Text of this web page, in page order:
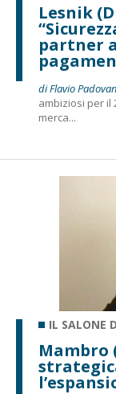
Lesnik
partner
di Flavio
ambiziosi per il
merca...
IL SALONE
Mambro